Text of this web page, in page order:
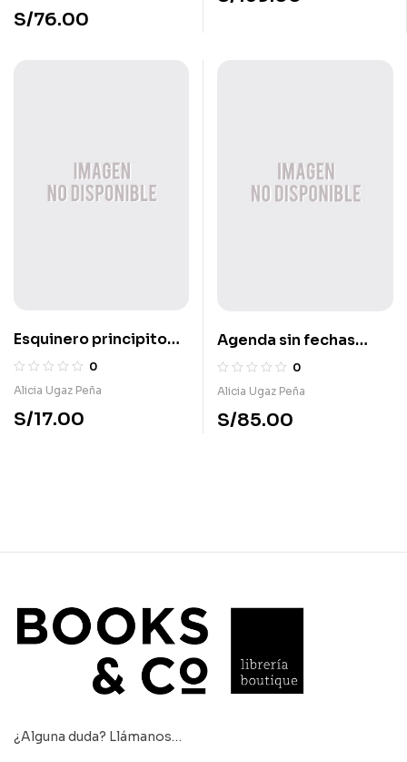
S/76.00
Esquinero principito
avión
0
Alicia Ugaz Peña
S/17.00
Agenda sin fechas
presente 0
Alicia Ugaz Peña
S/85.00
¿Alguna duda? Llámanos…